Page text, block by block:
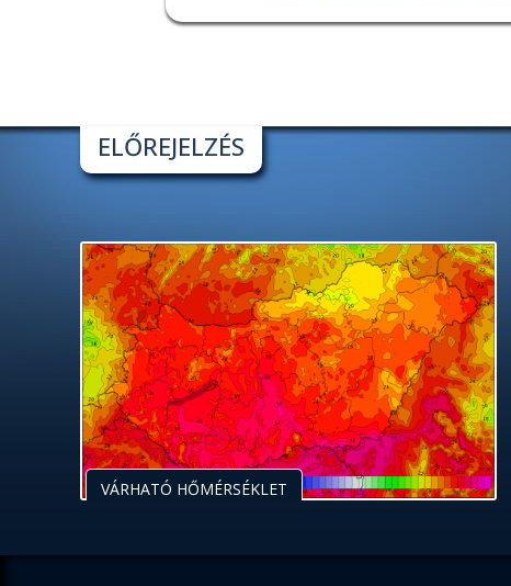
ELŐREJELZÉS
VÁRHATÓ HŐMÉRSÉKLET